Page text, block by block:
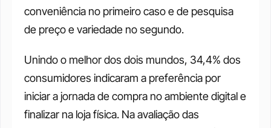
conveniência no primeiro caso e de pesquisa
de preço e variedade no segundo.
Unindo o melhor dos dois mundos, 34,4% dos
consumidores indicaram a preferência por
iniciar a jornada de compra no ambiente digital e
finalizar na loja física. Na avaliação das